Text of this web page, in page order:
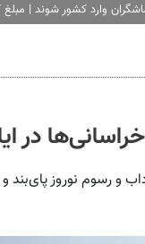
وارد کشور شوند |
در
و رسوم نوروز پای‌بند